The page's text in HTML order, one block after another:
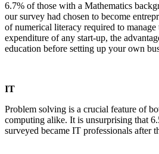
6.7% of those with a Mathematics
our survey had chosen to become
of numerical literacy required to manage
expenditure of any start-up, the
education before setting up your own
IT
Problem solving is a crucial feature of
computing alike. It is unsurprising that
surveyed became IT professionals after